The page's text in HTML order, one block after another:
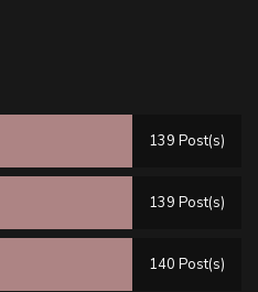
139 Post(s)
139 Post(s)
140 Post(s)